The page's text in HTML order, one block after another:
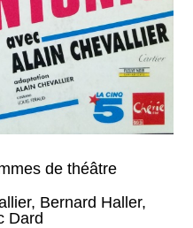
de théâtre
, Bernard Haller,
Dard